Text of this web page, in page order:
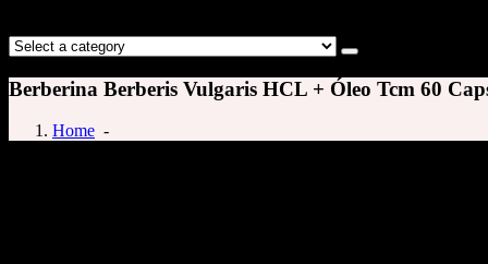
Berberina Berberis Vulgaris HCL + Óleo Tcm 60
Home -